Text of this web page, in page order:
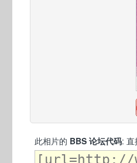
此相片的 BBS 论坛代码: 直